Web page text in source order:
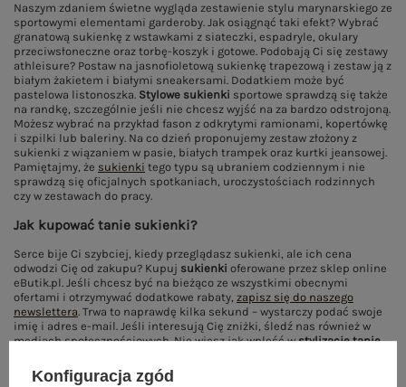
Naszym zdaniem świetne wygląda zestawienie stylu marynarskiego ze
sportowymi elementami garderoby. Jak osiągnąć taki efekt? Wybrać
granatową sukienkę z wstawkami z siateczki, espadryle, okulary
przeciwsłoneczne oraz torbę-koszyk i gotowe. Podobają Ci się zestawy
athleisure? Postaw na jasnofioletową sukienkę trapezową i zestaw ją z
białym żakietem i białymi sneakersami. Dodatkiem może być
pastelowa listonoszka. Stylowe sukienki sportowe sprawdzą się także
na randkę, szczególnie jeśli nie chcesz wyjść na za bardzo odstrojoną.
Możesz wybrać na przykład fason z odkrytymi ramionami, kopertówkę
i szpilki lub baleriny. Na co dzień proponujemy zestaw złożony z
sukienki z wiązaniem w pasie, białych trampek oraz kurtki jeansowej.
Pamiętajmy, że sukienki tego typu są ubraniem codziennym i nie
sprawdzą się oficjalnych spotkaniach, uroczystościach rodzinnych
czy w zestawach do pracy.
Jak kupować tanie sukienki?
Serce bije Ci szybciej, kiedy przeglądasz sukienki, ale ich cena
odwodzi Cię od zakupu? Kupuj sukienki oferowane przez sklep online
eButik.pl. Jeśli chcesz być na bieżąco ze wszystkimi obecnymi
ofertami i otrzymywać dodatkowe rabaty, zapisz się do naszego
newslettera. Trwa to naprawdę kilka sekund – wystarczy podać swoje
imię i adres e-mail. Jeśli interesują Cię zniżki, śledź nas również w
mediach społecznościowych. Nie wiesz jak wpleść wstylizacje tanie
podpowiadamy co nosić, żeby wyglądać modnie.
Konfiguracja zgód